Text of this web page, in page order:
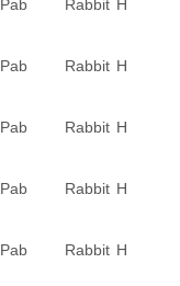
Pab Rabbit H
Pab Rabbit H
Pab Rabbit H
Pab Rabbit H
Pab Rabbit H